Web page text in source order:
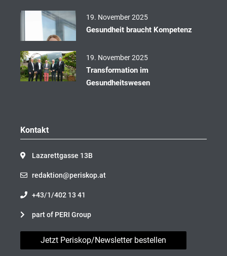
19. November 2025
Gesundheit braucht Kompetenz
19. November 2025
Transformation im
Gesundheitswesen
Kontakt
Lazarettgasse 13B
redaktion@periskop.at
+43/1/402 13 41
part of PERI Group
Jetzt Periskop/Newsletter bestellen